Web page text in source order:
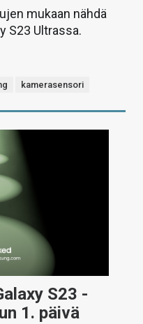
mukaan nähdä
S23 Ultrassa.
kamerasensori
S23 -
1. päivä